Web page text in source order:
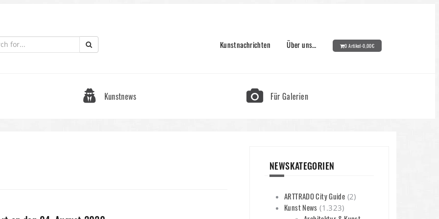
Kunstnachrichten Über uns… 0 Artikel-0,00€
Kunstnews Für Galerien
NEWSKATEGORIEN
ARTTRADO City Guide (2)
Kunst News (1.323)